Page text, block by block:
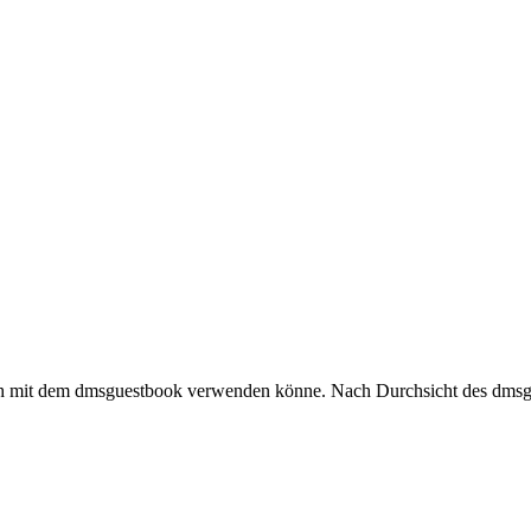
dem dmsguestbook verwenden könne. Nach Durchsicht des